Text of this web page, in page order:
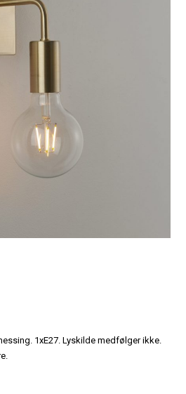
1xE27. Lyskilde medfølger ikke.